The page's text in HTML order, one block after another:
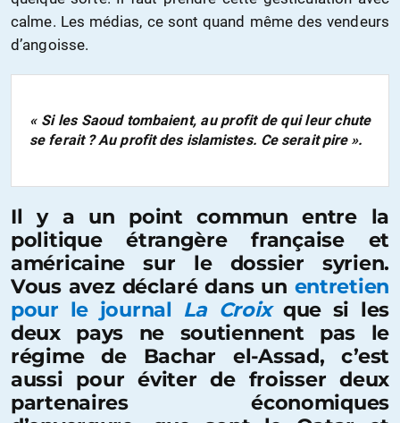
calme. Les médias, ce sont quand même des vendeurs
d’angoisse.
« Si les Saoud tombaient, au profit de qui leur chute
se ferait ? Au profit des islamistes. Ce serait pire ».
Il y a un point commun entre la
politique étrangère française et
américaine sur le dossier syrien.
Vous avez déclaré dans un entretien
pour le journal La Croixque si les
deux pays ne soutiennent pas le
régime de Bachar el-Assad, c’est
aussi pour éviter de froisser deux
partenaires économiques